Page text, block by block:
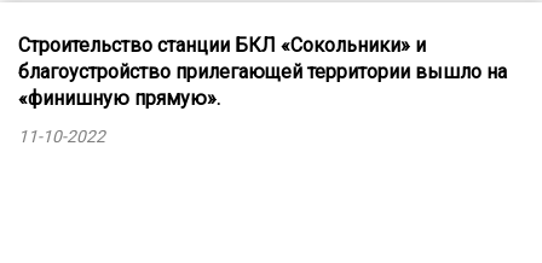
Строительство станции БКЛ «Сокольники» и
благоустройство прилегающей территории вышло на
«финишную прямую».
11-10-2022